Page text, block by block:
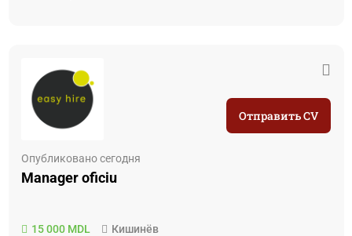
Опубликовано сегодня
Manager oficiu
15 000 MDL Кишинёв
Отправить CV